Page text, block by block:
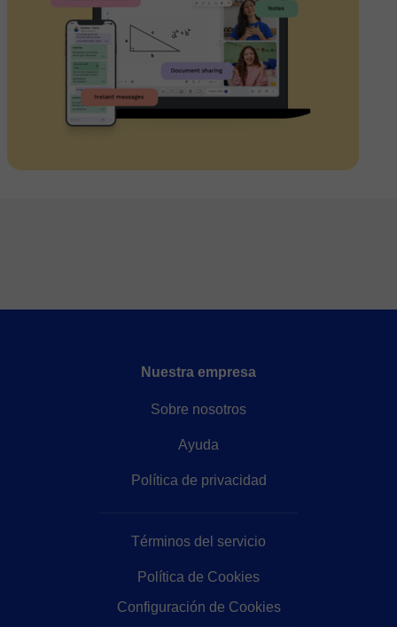
Nuestra empresa
Sobre nosotros
Ayuda
Política de privacidad
Términos del servicio
Política de Cookies
Configuración de Cookies